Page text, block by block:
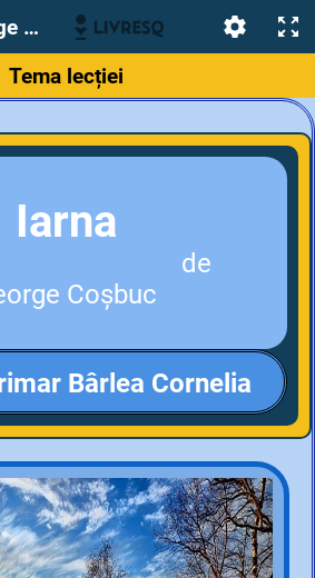
Coșbuc
Tema lecției
Iarna
Coșbuc
Bârlea Cornelia